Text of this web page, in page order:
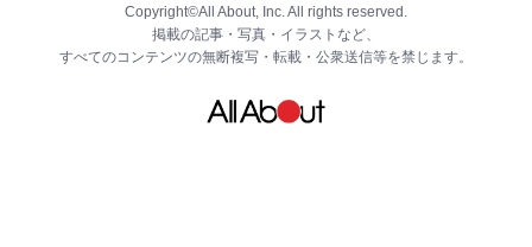
※回答者のコメントは原文ママです
7位までの全ランキング結果を見
る
Copyright©All About, Inc. All rights reserved.
掲載の記事・写真・イラストなど、
すべてのコンテンツの無断複写・転載・公衆送信等を禁じます。